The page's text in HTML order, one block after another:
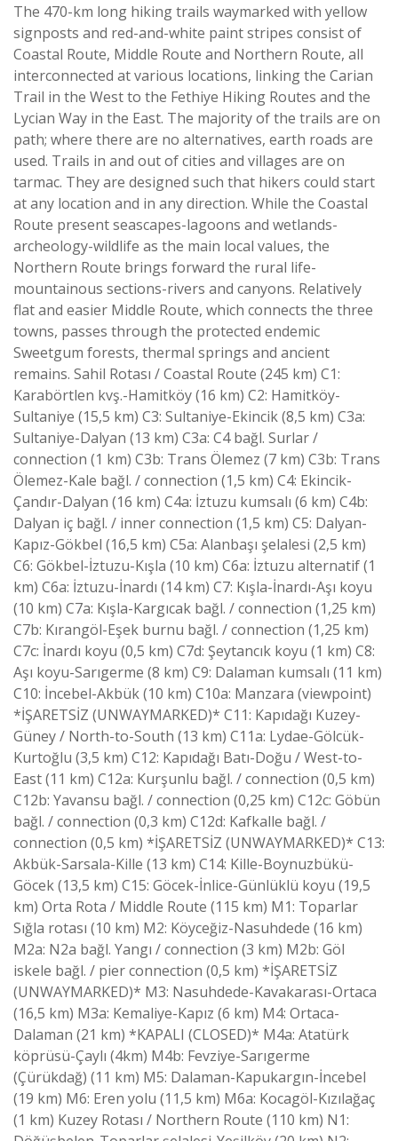
The 470-km long hiking trails waymarked with yellow
signposts and red-and-white paint stripes consist of
Coastal Route, Middle Route and Northern Route, all
interconnected at various locations, linking the Carian
Trail in the West to the Fethiye Hiking Routes and the
Lycian Way in the East. The majority of the trails are on
path; where there are no alternatives, earth roads are
used. Trails in and out of cities and villages are on
tarmac. They are designed such that hikers could start
at any location and in any direction. While the Coastal
Route present seascapes-lagoons and wetlands-
archeology-wildlife as the main local values, the
Northern Route brings forward the rural life-
mountainous sections-rivers and canyons. Relatively
flat and easier Middle Route, which connects the three
towns, passes through the protected endemic
Sweetgum forests, thermal springs and ancient
remains. Sahil Rotası / Coastal Route (245 km) C1:
Karabörtlen kvş.-Hamitköy (16 km) C2: Hamitköy-
Sultaniye (15,5 km) C3: Sultaniye-Ekincik (8,5 km) C3a:
Sultaniye-Dalyan (13 km) C3a: C4 bağl. Surlar /
connection (1 km) C3b: Trans Ölemez (7 km) C3b: Trans
Ölemez-Kale bağl. / connection (1,5 km) C4: Ekincik-
Çandır-Dalyan (16 km) C4a: İztuzu kumsalı (6 km) C4b:
Dalyan iç bağl. / inner connection (1,5 km) C5: Dalyan-
Kapız-Gökbel (16,5 km) C5a: Alanbaşı şelalesi (2,5 km)
C6: Gökbel-İztuzu-Kışla (10 km) C6a: İztuzu alternatif (1
km) C6a: İztuzu-İnardı (14 km) C7: Kışla-İnardı-Aşı koyu
(10 km) C7a: Kışla-Kargıcak bağl. / connection (1,25 km)
C7b: Kırangöl-Eşek burnu bağl. / connection (1,25 km)
C7c: İnardı koyu (0,5 km) C7d: Şeytancık koyu (1 km) C8:
Aşı koyu-Sarıgerme (8 km) C9: Dalaman kumsalı (11 km)
C10: İncebel-Akbük (10 km) C10a: Manzara (viewpoint)
*İŞARETSİZ (UNWAYMARKED)* C11: Kapıdağı Kuzey-
Güney / North-to-South (13 km) C11a: Lydae-Gölcük-
Kurtoğlu (3,5 km) C12: Kapıdağı Batı-Doğu / West-to-
East (11 km) C12a: Kurşunlu bağl. / connection (0,5 km)
C12b: Yavansu bağl. / connection (0,25 km) C12c: Göbün
bağl. / connection (0,3 km) C12d: Kafkalle bağl. /
connection (0,5 km) *İŞARETSİZ (UNWAYMARKED)* C13:
Akbük-Sarsala-Kille (13 km) C14: Kille-Boynuzbükü-
Göcek (13,5 km) C15: Göcek-İnlice-Günlüklü koyu (19,5
km) Orta Rota / Middle Route (115 km) M1: Toparlar
Sığla rotası (10 km) M2: Köyceğiz-Nasuhdede (16 km)
M2a: N2a bağl. Yangı / connection (3 km) M2b: Göl
iskele bağl. / pier connection (0,5 km) *İŞARETSİZ
(UNWAYMARKED)* M3: Nasuhdede-Kavakarası-Ortaca
(16,5 km) M3a: Kemaliye-Kapız (6 km) M4: Ortaca-
Dalaman (21 km) *KAPALI (CLOSED)* M4a: Atatürk
köprüsü-Çaylı (4km) M4b: Fevziye-Sarıgerme
(Çürükdağ) (11 km) M5: Dalaman-Kapukargın-İncebel
(19 km) M6: Eren yolu (11,5 km) M6a: Kocagöl-Kızılağaç
(1 km) Kuzey Rotası / Northern Route (110 km) N1: